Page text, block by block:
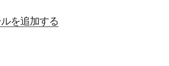
を追加する